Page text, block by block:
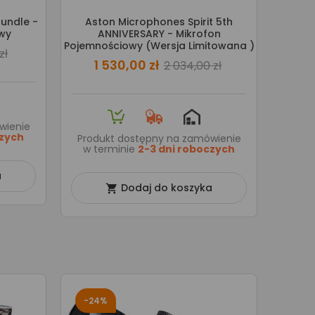
-
Aston Microphones Spirit 5th
ANNIVERSARY - Mikrofon
Pojemnościowy (wersja Limitowana )
1 530,00 zł 2 034,00 zł
Produkt dostępny na zamówienie
w terminie 2-3 dni roboczych
 Dodaj do koszyka
-24%